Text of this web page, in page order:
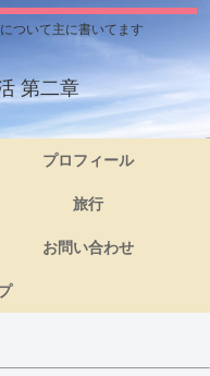
ついて主に書いてます
第二章
プロフィール
旅行
お問い合わせ